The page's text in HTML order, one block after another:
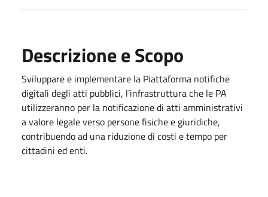
Descrizione e Scopo
Sviluppare e implementare la Piattaforma notifiche
digitali degli atti pubblici, l’infrastruttura che le PA
utilizzeranno per la notificazione di atti amministrativi
a valore legale verso persone fisiche e giuridiche,
contribuendo ad una riduzione di costi e tempo per
cittadini ed enti.